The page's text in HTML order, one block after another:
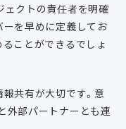
ェクトの責任者を明確
ーを早めに定義してお
ことができるでしょ
共有が大切です。意
外部パートナーとも連